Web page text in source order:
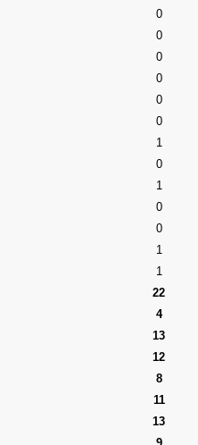
0
0
0
0
0
0
1
0
1
0
0
1
1
22
4
13
12
8
11
13